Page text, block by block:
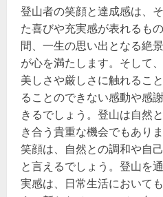
登山者の笑顔と達成感は、
た喜びや充実感が表れるも
間、一生の思い出となる絶
が心を満たします。そして
美しさや厳しさに触れるこ
ることのできない感動や感
きるでしょう。登山は自然
き合う貴重な機会でもあり
笑顔は、自然との調和や自
と言えるでしょう。登山を
実感は、日常生活において